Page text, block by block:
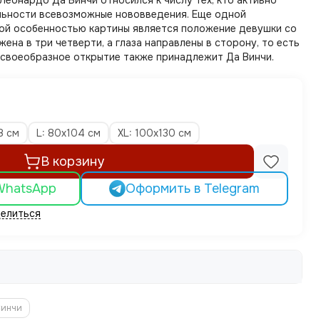
всевозможные нововведения. Еще одной
особенностью картины является положение девушки со
в три четверти, а глаза направлены в сторону, то есть
открытие также принадлежит Да Винчи.
см L: 80х104 см XL: 100х130 см
В корзину
Оформить в Telegram